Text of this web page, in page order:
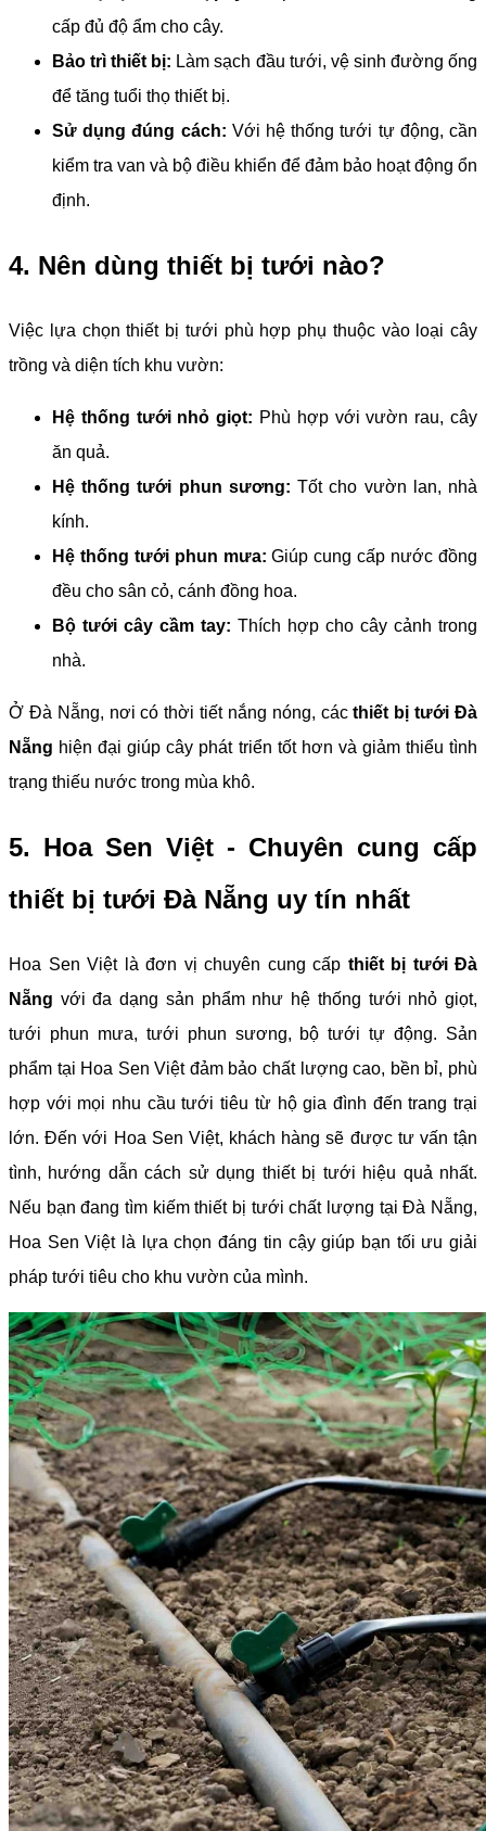
cấp đủ độ ẩm cho cây.
Bảo trì thiết bị: Làm sạch đầu tưới, vệ sinh đường ống
để tăng tuổi thọ thiết bị.
Sử dụng đúng cách: Với hệ thống tưới tự động, cần
kiểm tra van và bộ điều khiển để đảm bảo hoạt động ổn
định.
4. Nên dùng thiết bị tưới nào?
Việc lựa chọn thiết bị tưới phù hợp phụ thuộc vào loại cây
trồng và diện tích khu vườn:
Hệ thống tưới nhỏ giọt: Phù hợp với vườn rau, cây
ăn quả.
Hệ thống tưới phun sương: Tốt cho vườn lan, nhà
kính.
Hệ thống tưới phun mưa: Giúp cung cấp nước đồng
đều cho sân cỏ, cánh đồng hoa.
Bộ tưới cây cầm tay: Thích hợp cho cây cảnh trong
nhà.
Ở Đà Nẵng, nơi có thời tiết nắng nóng, cácthiết bị tưới Đà
Nẵng hiện đại giúp cây phát triển tốt hơn và giảm thiểu tình
trạng thiếu nước trong mùa khô.
5. Hoa Sen Việt - Chuyên cung cấp
thiết bị tưới Đà Nẵng uy tín nhất
Hoa Sen Việt là đơn vị chuyên cung cấp thiết bị tưới Đà
Nẵng với đa dạng sản phẩm như hệ thống tưới nhỏ giọt,
tưới phun mưa, tưới phun sương, bộ tưới tự động. Sản
phẩm tại Hoa Sen Việt đảm bảo chất lượng cao, bền bỉ, phù
hợp với mọi nhu cầu tưới tiêu từ hộ gia đình đến trang trại
lớn. Đến với Hoa Sen Việt, khách hàng sẽ được tư vấn tận
tình, hướng dẫn cách sử dụng thiết bị tưới hiệu quả nhất.
Nếu bạn đang tìm kiếm thiết bị tưới chất lượng tại Đà Nẵng,
Hoa Sen Việt là lựa chọn đáng tin cậy giúp bạn tối ưu giải
pháp tưới tiêu cho khu vườn của mình.